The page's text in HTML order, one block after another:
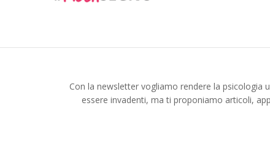
Con la newsletter vogliamo rendere la
essere invadenti, ma ti proponiamo articoli,